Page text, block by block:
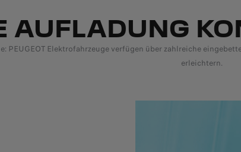
AUFLADUNG
PEUGEOT Elektrofahrzeuge verfügen über zahlreiche
erleichtern.